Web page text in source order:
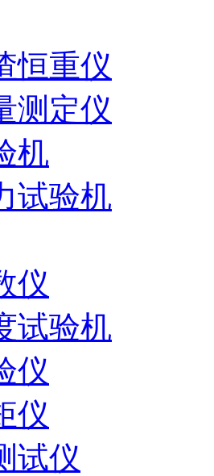
恒重仪
测定仪
机
试验机
仪
试验机
仪
仪
试仪